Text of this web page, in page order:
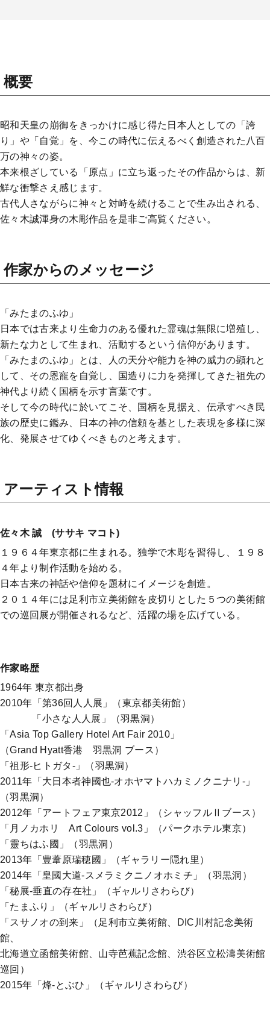
概要
昭和天皇の崩御をきっかけに感じ得た日本人としての「誇
り」や「自覚」を、今この時代に伝えるべく創造された八百
万の神々の姿。
本来根ざしている「原点」に立ち返ったその作品からは、新
鮮な衝撃さえ感じます。
古代人さながらに神々と対峙を続けることで生み出される、
佐々木誠渾身の木彫作品を是非ご高覧ください。
作家からのメッセージ
「みたまのふゆ」
日本では古来より生命力のある優れた霊魂は無限に増殖し、
新たな力として生まれ、活動するという信仰があります。
「みたまのふゆ」とは、人の天分や能力を神の威力の顕れと
して、その恩寵を自覚し、国造りに力を発揮してきた祖先の
神代より続く国柄を示す言葉です。
そして今の時代に於いてこそ、国柄を見据え、伝承すべき民
族の歴史に鑑み、日本の神の信頼を基とした表現を多様に深
化、発展させてゆくべきものと考えます。
アーティスト情報
佐々木 誠 (ササキ マコト)
１９６４年東京都に生まれる。独学で木彫を習得し、１９８
４年より制作活動を始める。
日本古来の神話や信仰を題材にイメージを創造。
２０１４年には足利市立美術館を皮切りとした５つの美術館
での巡回展が開催されるなど、活躍の場を広げている。
作家略歴
1964年 東京都出身
2010年「第36回人人展」（東京都美術館）
「小さな人人展」（羽黒洞）
「Asia Top Gallery Hotel Art Fair 2010」
（Grand Hyatt香港 羽黒洞 ブース）
「祖形-ヒトガタ-」（羽黒洞）
2011年「大日本者神國也-オホヤマトハカミノクニナリ-」
（羽黒洞）
2012年「アートフェア東京2012」（シャッフルⅡブース）
「月ノカホリ Art Colours vol.3」（パークホテル東京）
「靈ちはふ國」（羽黒洞）
2013年「豊葦原瑞穂國」（ギャラリー隠れ里）
2014年「皇國大道-スメラミクニノオホミチ」（羽黒洞）
「秘展-垂直の存在社」（ギャルリさわらび）
「たまふり」（ギャルリさわらび）
「スサノオの到来」（足利市立美術館、DIC川村記念美術
館、
北海道立函館美術館、山寺芭蕉記念館、渋谷区立松濤美術館
巡回）
2015年「烽-とぶひ」（ギャルリさわらび）